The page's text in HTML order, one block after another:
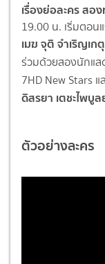
เรื่องย่อละคร สอ
19.00 น. เริ่มตอ
เมฆ จุติ จำเริญเก
ร่วมด้วยสองนักแส
7HD New Stars
ดิสรยา เตชะไพบู
ตัวอย่างละคร